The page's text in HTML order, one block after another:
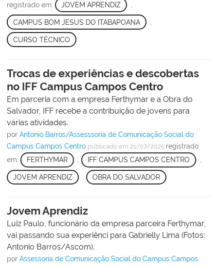
registrado em: JOVEM APRENDIZ
CAMPUS BOM JESUS DO ITABAPOANA
CURSO TÉCNICO
Trocas de experiências e descobertas
no IFF Campus Campos Centro
Em parceria com a empresa Ferthymar e a Obra do
Salvador, IFF recebe a contribuição de jovens para
várias atividades.
por Antonio Barros/Assesssoria de Comunicação Social do
Campus Campos Centro publicado em 21/07/2025 registrado
em:
FERTHYMAR , IFF CAMPUS CAMPOS CENTRO ,
JOVEM APRENDIZ OBRA DO SALVADOR
Jovem Aprendiz
Luiz Paulo, funcionário da empresa parceira Ferthymar,
vai passando sua experiênci para Gabrielly Lima (Fotos:
Antonio Barros/Ascom).
por Assessoria de Comunicação Social do Campus Campos